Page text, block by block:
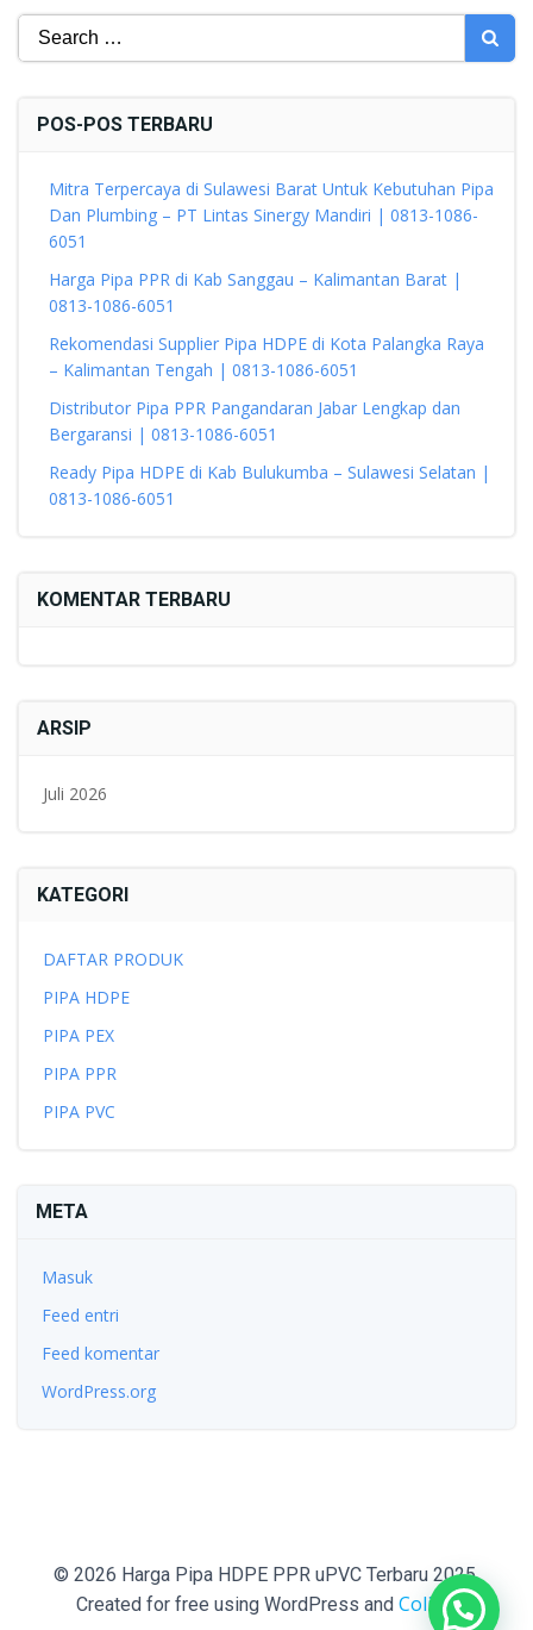
Search
POS-POS TERBARU
Mitra Terpercaya di Sulawesi Barat Untuk Kebutuhan Pipa
Dan Plumbing – PT Lintas Sinergy Mandiri | 0813-1086-
6051
Harga Pipa PPR di Kab Sanggau – Kalimantan Barat |
0813-1086-6051
Rekomendasi Supplier Pipa HDPE di Kota Palangka Raya
– Kalimantan Tengah | 0813-1086-6051
Distributor Pipa PPR Pangandaran Jabar Lengkap dan
Bergaransi | 0813-1086-6051
Ready Pipa HDPE di Kab Bulukumba – Sulawesi Selatan |
0813-1086-6051
KOMENTAR TERBARU
ARSIP
Juli 2026
KATEGORI
DAFTAR PRODUK
PIPA HDPE
PIPA PEX
PIPA PPR
PIPA PVC
META
Masuk
Feed entri
Feed komentar
WordPress.org
© 2026 Harga Pipa HDPE PPR uPVC Terbaru 2025.
Created for free using WordPress and Colibri